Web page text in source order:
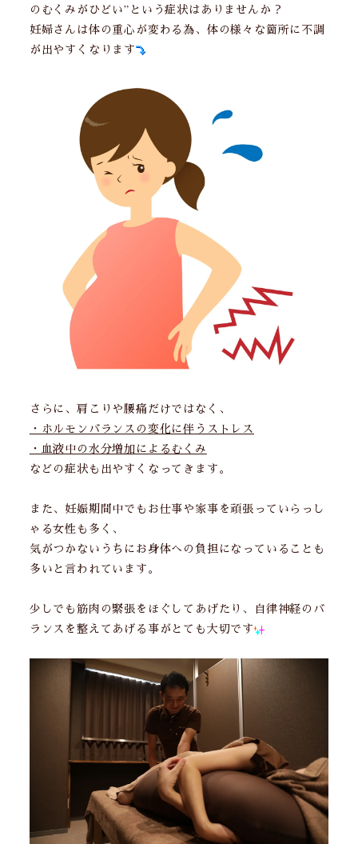
のむくみがひどい”という症状はありませんか？
妊婦さんは体の重心が変わる為、体の様々な箇所に不調
が出やすくなります
さらに、肩こりや腰痛だけではなく、
・ホルモンバランスの変化に伴うストレス
・血液中の水分増加によるむくみ
などの症状も出やすくなってきます。
また、妊娠期間中でもお仕事や家事を頑張っていらっし
ゃる女性も多く、
気がつかないうちにお身体への負担になっていることも
多いと言われています。
少しでも筋肉の緊張をほぐしてあげたり、自律神経のバ
ランスを整えてあげる事がとても大切です